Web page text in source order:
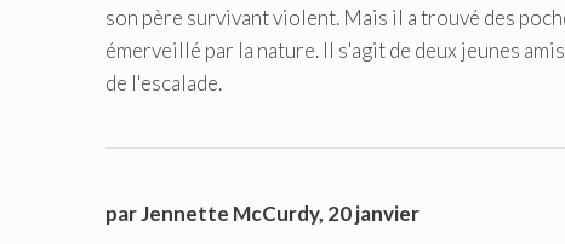
son père survivant violent. Mais il a trouvé des
émerveillé par la nature. Il s'agit de deux jeunes
de l'escalade.
par Jennette McCurdy, 20 janvier